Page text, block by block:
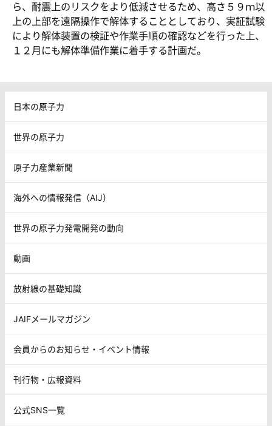
ら、耐震上のリスクをより低減させるため、高さ５９ｍ以
上の上部を遠隔操作で解体することとしており、実証試験
により解体装置の検証や作業手順の確認などを行った上、
１２月にも解体準備作業に着手する計画だ。
日本の原子力
世界の原子力
原子力産業新聞
海外への情報発信（AIJ）
世界の原子力発電開発の動向
動画
放射線の基礎知識
JAIFメールマガジン
会員からのお知らせ・イベント情報
刊行物・広報資料
公式SNS一覧